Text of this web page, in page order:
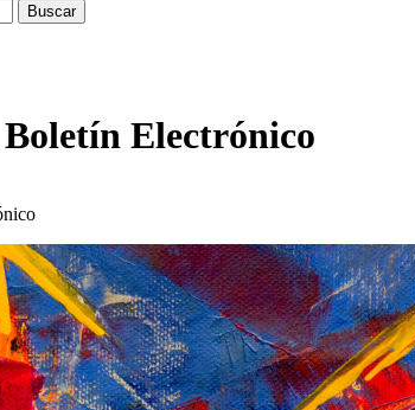
Electrónico